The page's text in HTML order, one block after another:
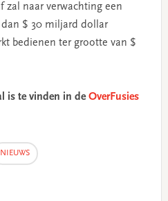
zal naar verwachting een
$ 30 miljard dollar
bedienen ter grootte van $
is te vinden in deOverFusies
NIEUWS